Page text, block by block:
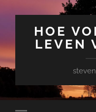
HOE
LEVEN